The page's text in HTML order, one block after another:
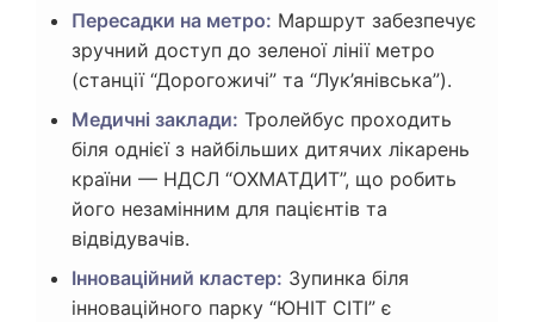
Пересадки на метро: Маршрут забезпечує
зручний доступ до зеленої лінії метро
(станції “Дорогожичі” та “Лук’янівська”).
Медичні заклади: Тролейбус проходить
біля однієї з найбільших дитячих лікарень
країни — НДСЛ “ОХМАТДИТ”, що робить
його незамінним для пацієнтів та
відвідувачів.
Інноваційний кластер: Зупинка біля
інноваційного парку “ЮНІТ СІТІ” є